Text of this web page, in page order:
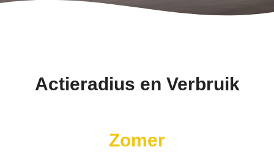
Actieradius en Verbruik
Zomer